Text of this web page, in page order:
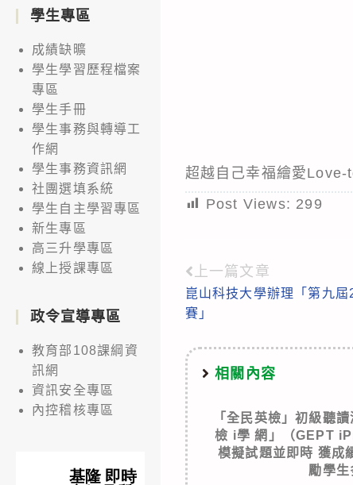
超越自己幸福繪愛
Post Views: 299
Read
more
上一篇文章
崑山科技大學辦理「第九
賽」
相關內容
「全民英檢」初級聽
檢 i學 網」（GEPT
模擬試題並即時 獲成
勵學生
學生專區
成績缺曠
學生學習歷程檔案
專區
學生手冊
學生事務與轉導工
作網
學生事務資訊網
社團選填系統
學生自主學習專區
新生專區
高三升學專區
線上授課專區
政令宣導專區
教育部108課綱資
訊網
資訊安全專區
內控稽核專區